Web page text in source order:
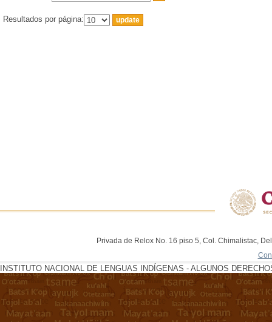
Resultados por página:
Privada de Relox No. 16 piso 5, Col. Chimalistac,
INSTITUTO NACIONAL DE LENGUAS INDÍGENAS - ALGUNOS